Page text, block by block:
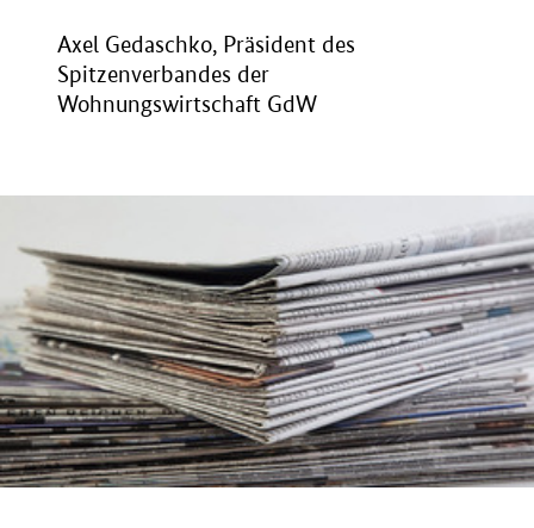
Axel Gedaschko, Präsident des
Spitzenverbandes der
Wohnungswirtschaft GdW